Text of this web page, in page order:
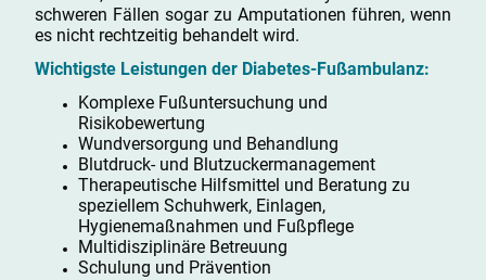
schweren Fällen sogar zu Amputationen führen, wenn
es nicht rechtzeitig behandelt wird.
Wichtigste Leistungen der Diabetes-Fußambulanz:
Komplexe Fußuntersuchung und
Risikobewertung
Wundversorgung und Behandlung
Blutdruck- und Blutzuckermanagement
Therapeutische Hilfsmittel und Beratung zu
speziellem Schuhwerk, Einlagen,
Hygienemaßnahmen und Fußpflege
Multidisziplinäre Betreuung
Schulung und Prävention